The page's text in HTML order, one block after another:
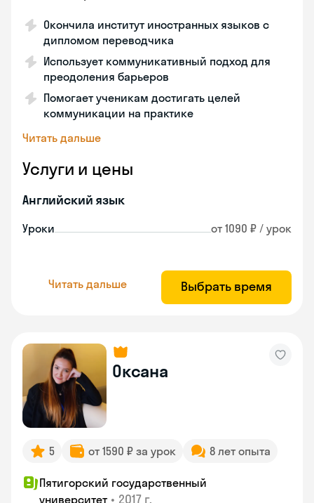
Окончила институт иностранных языков с
дипломом переводчика
Использует коммуникативный подход для
преодоления барьеров
Помогает ученикам достигать целей
коммуникации на практике
Читать дальше
Услуги и цены
Английский язык
Уроки от 1090 ₽ / урок
Читать дальше Выбрать время
Оксана
5 от 1590 ₽ за урок 8 лет опыта
Пятигорский государственный
университет • 2017 г.